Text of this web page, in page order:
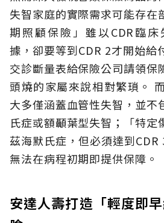
失智家庭的實際需求可能存在
期照顧保險」雖以CDR臨
據，卻要等到CDR 2才開始給
交診斷量表給保險公司請領保
頭燒的家屬來說相對繁瑣。
大多僅涵蓋血管性失智，並不
氏症或額顳葉型失智；「特定
茲海默氏症，但必須達到CDR
無法在病程初期即提供保障。
安達人壽打造「輕度即